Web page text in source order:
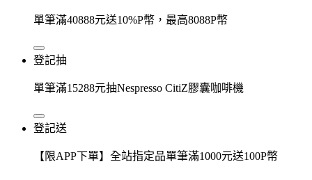
單筆滿40888元送10%P幣，最高8088P幣
登記抽
單筆滿15288元抽Nespresso CitiZ膠囊咖啡機
登記送
【限APP下單】全站指定品單筆滿1000元送100P幣